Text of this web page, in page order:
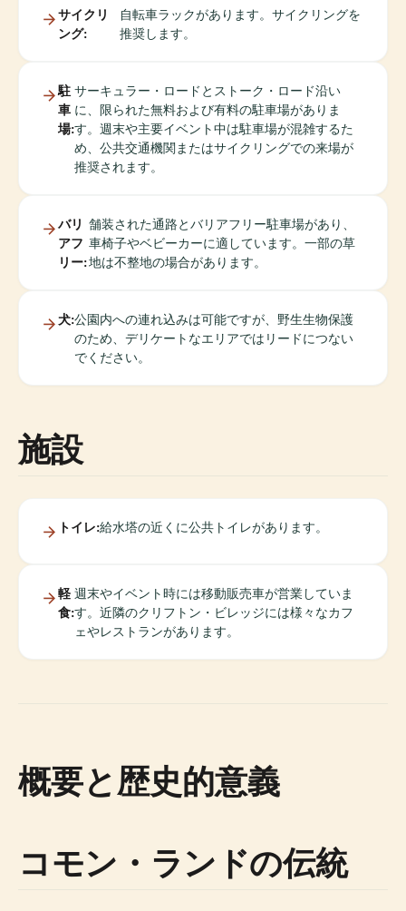
サイクリ
ング:
自転車ラックがあります。サイクリングを
推奨します。
駐
車
場:
サーキュラー・ロードとストーク・ロード沿い
に、限られた無料および有料の駐車場がありま
す。週末や主要イベント中は駐車場が混雑するた
め、公共交通機関またはサイクリングでの来場が
推奨されます。
バリ
アフ
リー:
舗装された通路とバリアフリー駐車場があり、
車椅子やベビーカーに適しています。一部の草
地は不整地の場合があります。
犬:公園内への連れ込みは可能ですが、野生生物保護
のため、デリケートなエリアではリードにつない
でください。
施設
トイレ:給水塔の近くに公共トイレがあります。
軽
食:
週末やイベント時には移動販売車が営業していま
す。近隣のクリフトン・ビレッジには様々なカフ
ェやレストランがあります。
概要と歴史的意義
コモン・ランドの伝統